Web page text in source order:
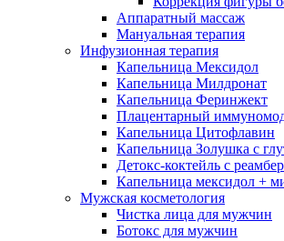
Аппаратный массаж
Мануальная терапия
Инфузионная терапия
Капельница Мексидол
Капельница Милдронат
Капельница Феринжект
Плацентарный
Капельница Цитофлавин
Капельница Золушка с
Детокс-коктейль с
Капельница мексидол +
Мужская косметология
Чистка лица для мужчин
Ботокс для мужчин